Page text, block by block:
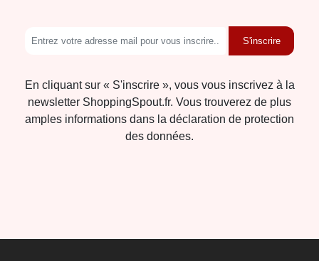
S'inscrire
En cliquant sur « S'inscrire », vous vous inscrivez à la
newsletter ShoppingSpout.fr. Vous trouverez de plus
amples informations dans la déclaration de protection
des données.